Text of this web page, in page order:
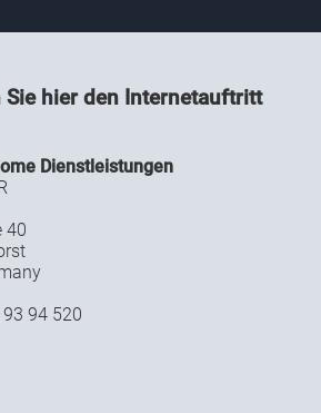
Sie hier den Internetauftritt
Dienstleistungen
40
94 520